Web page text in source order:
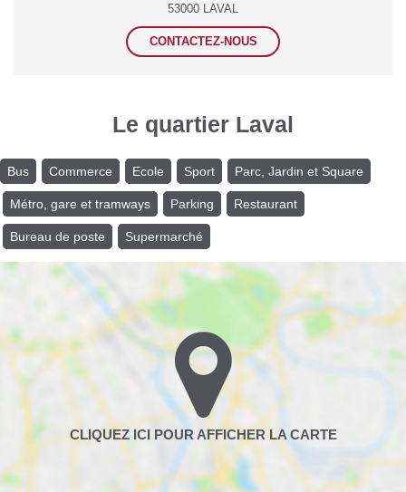
53000 LAVAL
CONTACTEZ-NOUS
Le quartier Laval
Bus Commerce Ecole Sport Parc, Jardin et Square
Métro, gare et tramways Parking Restaurant
Bureau de poste Supermarché